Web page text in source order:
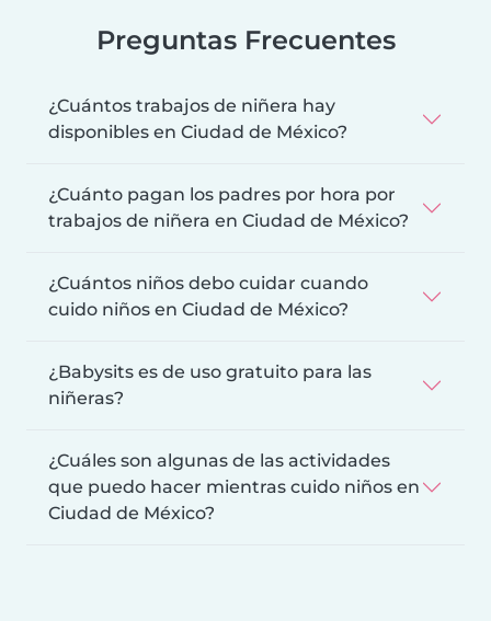
Preguntas Frecuentes
¿Cuántos trabajos de niñera hay
disponibles en Ciudad de México?
¿Cuánto pagan los padres por hora por
trabajos de niñera en Ciudad de México?
¿Cuántos niños debo cuidar cuando
cuido niños en Ciudad de México?
¿Babysits es de uso gratuito para las
niñeras?
¿Cuáles son algunas de las actividades
que puedo hacer mientras cuido niños en
Ciudad de México?